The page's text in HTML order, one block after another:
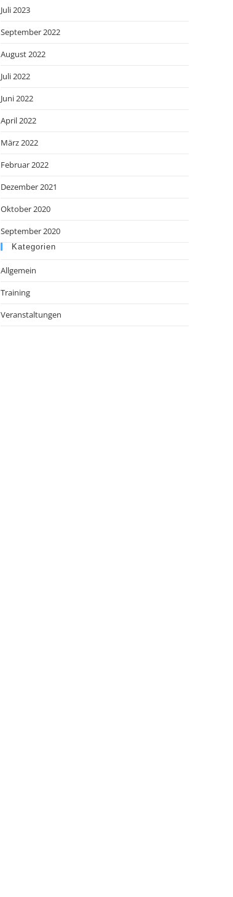
Juli 2023
September 2022
August 2022
Juli 2022
Juni 2022
April 2022
März 2022
Februar 2022
Dezember 2021
Oktober 2020
September 2020
Kategorien
Allgemein
Training
Veranstaltungen